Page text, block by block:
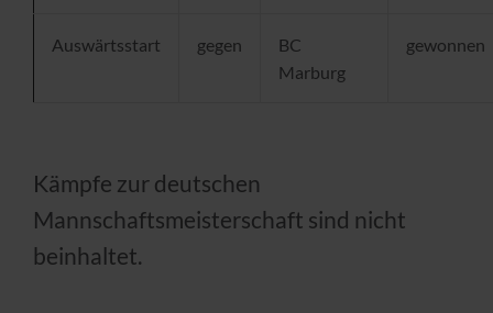
Auswärtsstart gegen
BC
Marburg
gewonnen
Kämpfe zur deutschen
Mannschaftsmeisterschaft sind nicht
beinhaltet.